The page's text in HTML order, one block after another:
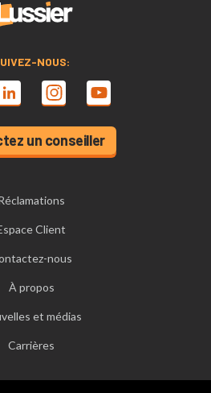
NOUS:
un conseiller
Client
nous
À propos
et médias
Carrières